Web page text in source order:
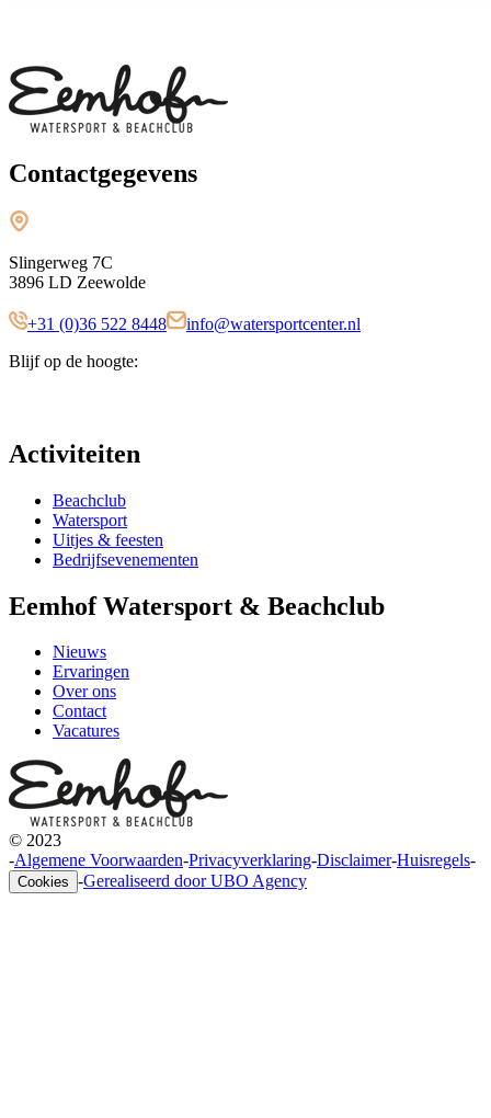
Contactgegevens
Slingerweg 7C
3896 LD Zeewolde
+31 (0)36 522 8448
info@watersportcenter.nl
Blijf op de hoogte:
Activiteiten
Beachclub
Watersport
Uitjes & feesten
Bedrijfsevenementen
Eemhof Watersport & Beachclub
Nieuws
Ervaringen
Over ons
Contact
Vacatures
© 2023
-Algemene Voorwaarden-Privacyverklaring-Disclaimer-Huisregels-
Cookies -Gerealiseerd door UBO Agency